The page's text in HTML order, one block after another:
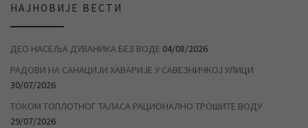
НАЈНОВИЈЕ ВЕСТИ
ДЕО НАСЕЉА ДУВАНИКА БЕЗ ВОДЕ 04/08/2026
РАДОВИ НА САНАЦИЈИ ХАВАРИЈЕ У САВЕЗНИЧКОЈ УЛИЦИ
30/07/2026
ТОКОМ ТОПЛОТНОГ ТАЛАСА РАЦИОНАЛНО ТРОШИТЕ ВОДУ
29/07/2026